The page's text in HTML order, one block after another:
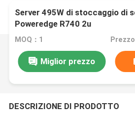
Server 495W di stoccaggio di
Poweredge R740 2u
MOQ：1
Miglior prezzo
DESCRIZIONE DI PRODOTTO